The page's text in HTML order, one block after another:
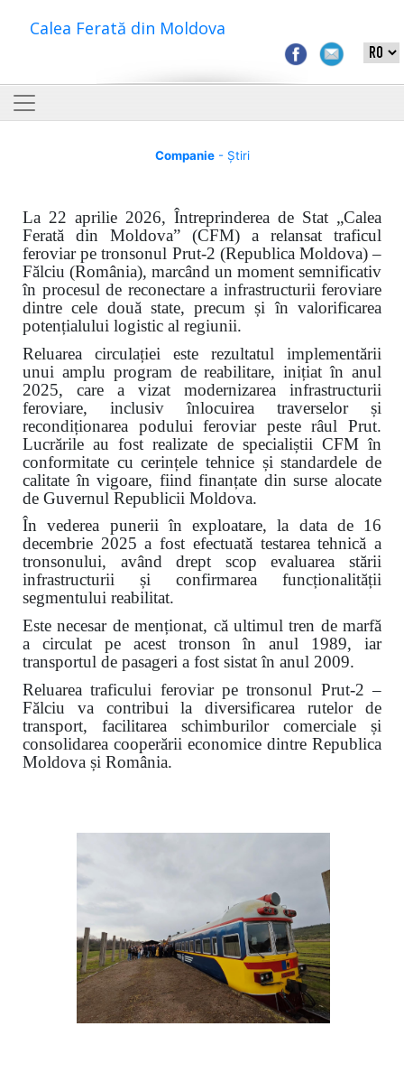
Calea Ferată din Moldova
Companie- Știri
La 22 aprilie 2026, Întreprinderea de Stat „Calea
Ferată din Moldova” (CFM) a relansat traficul
feroviar pe tronsonul Prut-2 (Republica Moldova) –
Fălciu (România), marcând un moment semnificativ
în procesul de reconectare a infrastructurii feroviare
dintre cele două state, precum și în valorificarea
potențialului logistic al regiunii.
Reluarea circulației este rezultatul implementării
unui amplu program de reabilitare, inițiat în anul
2025, care a vizat modernizarea infrastructurii
feroviare, inclusiv înlocuirea traverselor și
recondiționarea podului feroviar peste râul Prut.
Lucrările au fost realizate de specialiștii CFM în
conformitate cu cerințele tehnice și standardele de
calitate în vigoare, fiind finanțate din surse alocate
de Guvernul Republicii Moldova.
În vederea punerii în exploatare, la data de 16
decembrie 2025 a fost efectuată testarea tehnică a
tronsonului, având drept scop evaluarea stării
infrastructurii și confirmarea funcționalității
segmentului reabilitat.
Este necesar de menționat, că ultimul tren de marfă
a circulat pe acest tronson în anul 1989, iar
transportul de pasageri a fost sistat în anul 2009.
Reluarea traficului feroviar pe tronsonul Prut-2 –
Fălciu va contribui la diversificarea rutelor de
transport, facilitarea schimburilor comerciale și
consolidarea cooperării economice dintre Republica
Moldova și România.